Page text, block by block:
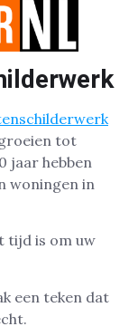
tot
jaar hebben
woningen in
tijd is om uw
een teken dat